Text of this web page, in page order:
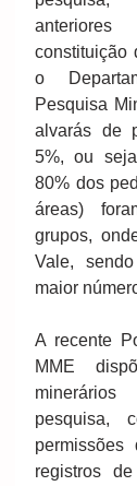
constituição
o
Pesquisa
alvarás de
5%, ou
80% dos
áreas)
grupos,
Vale,
maior
A recente
MME
pesquisa,
registros